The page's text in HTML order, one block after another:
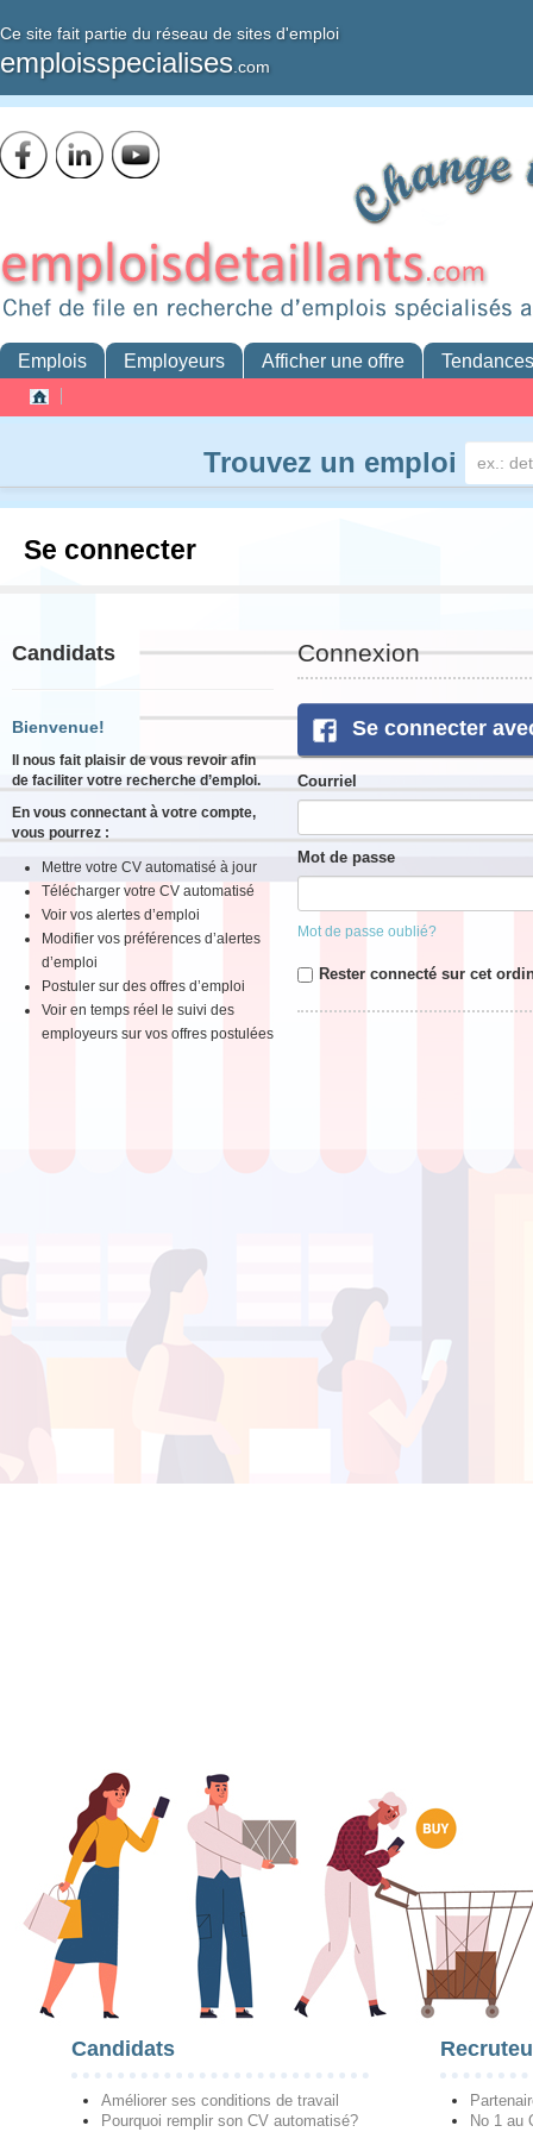
Ce site fait partie du réseau de sites d'emploi
emploisspecialises .com
Emplois Employeurs Afficher une offre Tendances
Trouvez un emploi
Se connecter
Candidats
Bienvenue!
Il nous fait plaisir de vous revoir afin
de faciliter votre recherche d’emploi.
En vous connectant à votre compte,
vous pourrez :
Mettre votre CV automatisé à jour
Télécharger votre CV automatisé
Voir vos alertes d’emploi
Modifier vos préférences d’alertes
d’emploi
Postuler sur des offres d’emploi
Voir en temps réel le suivi des
employeurs sur vos offres postulées
Connexion
Se connecter
Courriel
Mot de passe
Mot de passe oublié?
Rester connecté sur cet
Candidats
Améliorer ses conditions de travail
Pourquoi remplir son CV automatisé?
No 1 au